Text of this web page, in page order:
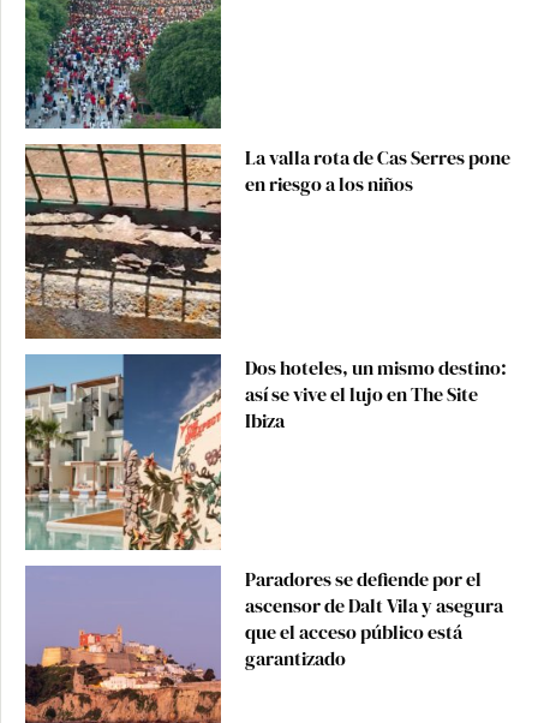
La valla rota de Cas Serres pone
en riesgo a los niños
Dos hoteles, un mismo destino:
así se vive el lujo en The Site
Ibiza
Paradores se defiende por el
ascensor de Dalt Vila y asegura
que el acceso público está
garantizado